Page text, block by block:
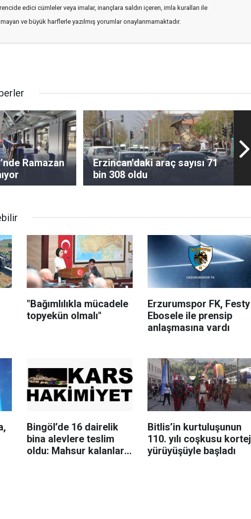
edici cümleler veya imalar, inançlara saldırı içeren, imla kuralları ile
ve büyük harflerle yazılmış yorumlar onaylanmamaktadır.
Ramazan
Erzincan’daki araç sayısı 71
bin 308 oldu
"Bağımlılıkla mücadele
topyekün olmalı"
Erzurumspor FK, Festy
Ebosele ile prensip
anlaşmasına vardı
Bingöl’de 16 dairelik
bina alevlere teslim
oldu: Mahsur kalanları
Bitlis’in kurtuluşunun
110. yılı coşkusu kortej
yürüyüşüyle başladı